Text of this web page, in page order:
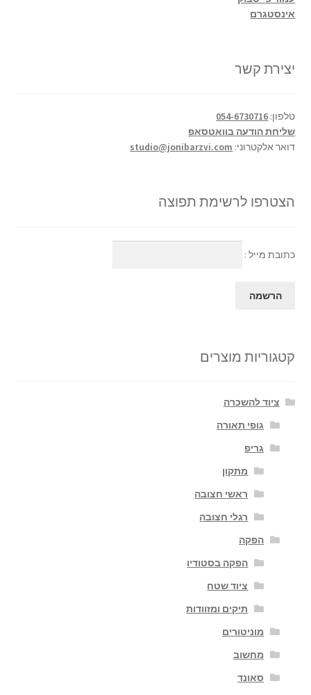
אינסטגרם
יצירת קשר
טלפון: 054-6730716
שליחת הודעה בוואטסאפ
דואר אלקטרוני: studio@jonibarzvi.com
הצטרפו לרשימת תפוצה
כתובת מייל :
קטגוריות מוצרים
ציוד להשכרה
גופי תאורה
גריפ
מתקון
ראשי חצובה
רגלי חצובה
הפקה
הפקה בסטודיו
ציוד שטח
תיקים ומזוודות
מוניטורים
מחשוב
סאונד